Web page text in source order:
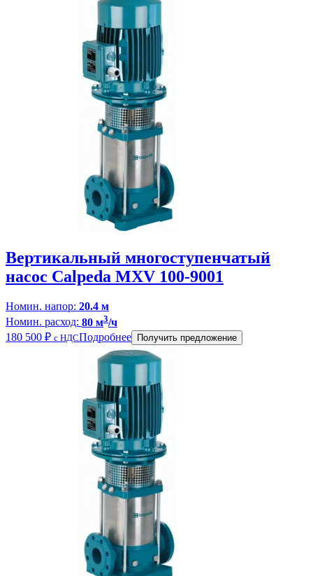
Вертикальный многоступенчатый
насос Calpeda MXV 100-9001
Номин. напор: 20.4 м
Номин. расход: 80 м3/ч
180 500 ₽ с НДСПодробнее Получить предложение